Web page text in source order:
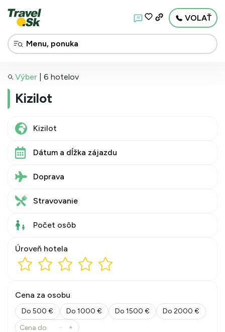
AI VOLAŤ
Výber 6 hotelov
Kizilot
Dátum a dĺžka zájazdu
Doprava
Stravovanie
Počet osôb
Úroveň hotela
Cena za osobu
Do 500 € Do 1000 € Do 1500 € Do 2000 €